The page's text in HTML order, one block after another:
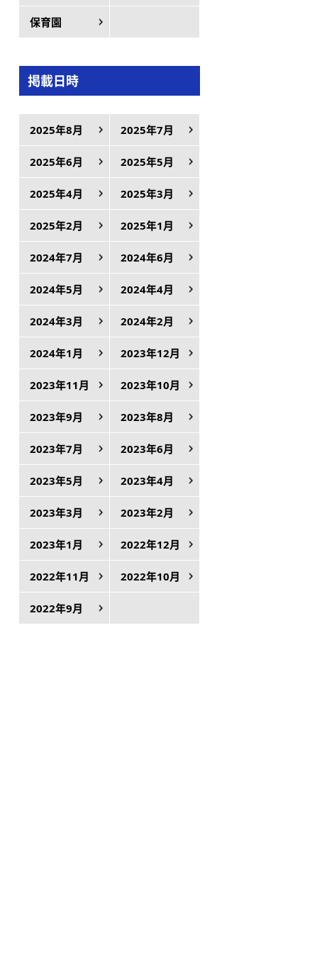
保育園
掲載日時
2025年8月 2025年7月
2025年6月 2025年5月
2025年4月 2025年3月
2025年2月 2025年1月
2024年7月 2024年6月
2024年5月 2024年4月
2024年3月 2024年2月
2024年1月 2023年12月
2023年11月 2023年10月
2023年9月 2023年8月
2023年7月 2023年6月
2023年5月 2023年4月
2023年3月 2023年2月
2023年1月 2022年12月
2022年11月 2022年10月
2022年9月